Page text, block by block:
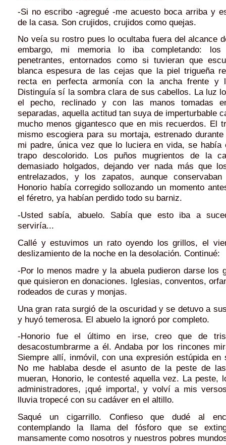
-Si no escribo -agregué -me acuesto boca arriba y
de la casa. Son crujidos, crujidos como quejas.
No veía su rostro pues lo ocultaba fuera del alcance
embargo, mi memoria lo iba completando: los
penetrantes, entornados como si tuvieran que
blanca espesura de las cejas que la piel trigueña
recta en perfecta armonía con la ancha frente y
Distinguía sí la sombra clara de sus cabellos. La luz
el pecho, reclinado y con las manos tomadas
separadas, aquella actitud tan suya de imperturbable
mucho menos gigantesco que en mis recuerdos. El
mismo escogiera para su mortaja, estrenado
mi padre, única vez que lo luciera en vida, se había
trapo descolorido. Los puños mugrientos de la
demasiado holgados, dejando ver nada más que
entrelazados, y los zapatos, aunque
Honorio había corregido sollozando un momento
el féretro, ya habían perdido todo su barniz.
-Usted sabía, abuelo. Sabía que esto iba a
serviría...
Callé y estuvimos un rato oyendo los grillos, el
deslizamiento de la noche en la desolación. Continué:
-Por lo menos madre y la abuela pudieron darse los
que quisieron en donaciones. Iglesias, conventos,
rodeados de curas y monjas.
Una gran rata surgió de la oscuridad y se detuvo a
y huyó temerosa. El abuelo la ignoró por completo.
-Honorio fue el último en irse, creo que de
desacostumbrarme a él. Andaba por los rincones
Siempre allí, inmóvil, con una expresión estúpida en
No me hablaba desde el asunto de la peste de
mueran, Honorio, le contesté aquella vez. La peste,
administradores, ¡qué importa!, y volví a mis
lluvia tropecé con su cadáver en el altillo.
Saqué un cigarrillo. Confieso que dudé al
contemplando la llama del fósforo que se
mansamente como nosotros y nuestros pobres